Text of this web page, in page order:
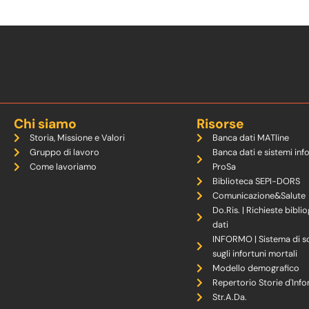
Chi siamo
Storia, Missione e Valori
Gruppo di lavoro
Come lavoriamo
Risorse
Banca dati MATline
Banca dati e sistemi
ProSa
Biblioteca SEPI-DORS
Comunicazione&Salute
Do.Ris. | Richieste
dati
INFORMO | Sistema di
sugli infortuni mortali
Modello demografico
Repertorio Storie
Str.A.Da.